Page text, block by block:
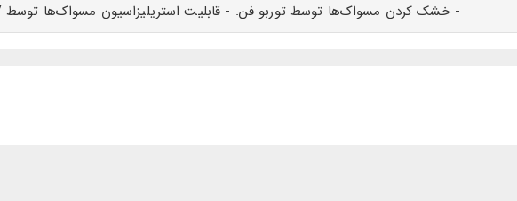
- خشک کردن مسواک‌ها توسط توربو فن. - قابلیت استریلیزاسیون مسواک‌ها توسط UV.